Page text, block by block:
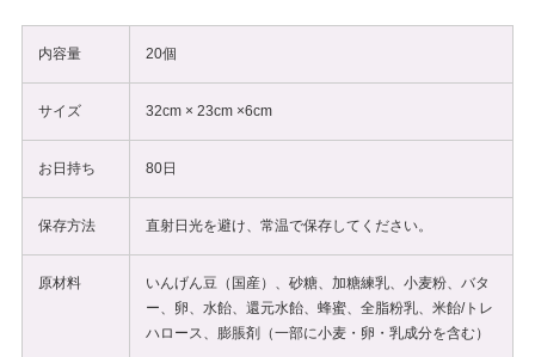
内容量 20個
サイズ 32cm × 23cm ×6cm
お日持ち 80日
保存方法 直射日光を避け、常温で保存してください。
原材料
いんげん豆（国産）、砂糖、加糖練乳、小麦粉、バタ
ー、卵、水飴、還元水飴、蜂蜜、全脂粉乳、米飴/トレ
ハロース、膨脹剤（一部に小麦・卵・乳成分を含む）